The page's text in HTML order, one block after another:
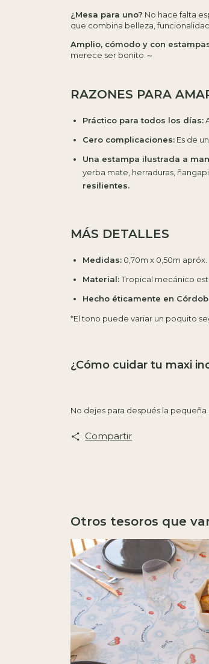
¿Mesa para uno? No hace falta
que combina belleza,
Amplio, cómodo y con
merece ser bonito ～
RAZONES PARA
Práctico para todos los días:
Cero complicaciones: Es de
Una estampa ilustrada a
yerba mate, herraduras,
resilientes.
MÁS DETALLES
Medidas: 0,70m x 0,50m apróx.
Material:Tropical mecánico
Hecho éticamente en
*El tono puede variar un poquito
¿Cómo cuidar tu maxi
No dejes para después la
Compartir
Otros tesoros que